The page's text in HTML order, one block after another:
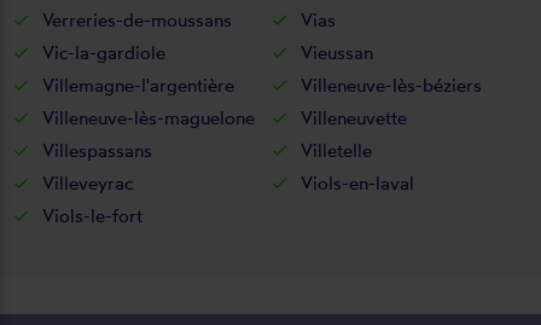
Verreries-de-moussans
Vias
Vic-la-gardiole
Vieussan
Villemagne-l'argentière
Villeneuve-lès-béziers
Villeneuve-lès-maguelone
Villeneuvette
Villespassans
Villetelle
Villeveyrac
Viols-en-laval
Viols-le-fort